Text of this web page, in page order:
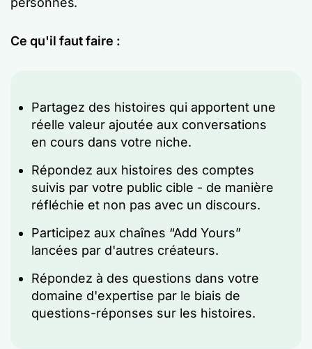
Ce qu'il faut faire :
Partagez des histoires qui apportent une
réelle valeur ajoutée aux conversations
en cours dans votre niche.
Répondez aux histoires des comptes
suivis par votre public cible - de manière
réfléchie et non pas avec un discours.
Participez aux chaînes “Add Yours”
lancées par d'autres créateurs.
Répondez à des questions dans votre
domaine d'expertise par le biais de
questions-réponses sur les histoires.